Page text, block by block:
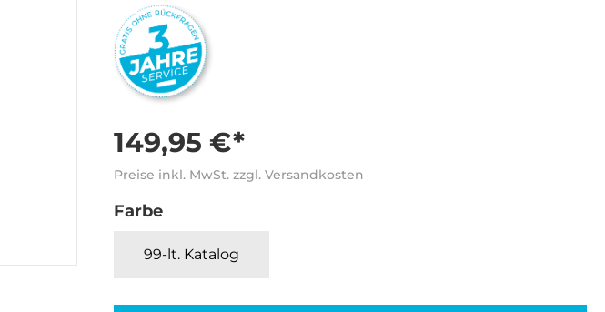
149,95 €*
Preise inkl. MwSt. zzgl. Versandkosten
Farbe
99-lt. Katalog